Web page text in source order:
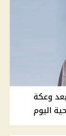
وعكة
اليوم